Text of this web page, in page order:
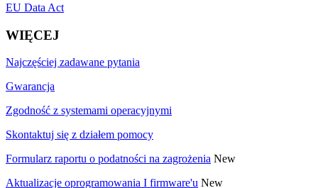
EU Data Act
WIĘCEJ
Najczęściej zadawane pytania
Gwarancja
Zgodność z systemami operacyjnymi
Skontaktuj się z działem pomocy
Formularz raportu o podatności na zagrożenia New
Aktualizacje oprogramowania I firmware'u New